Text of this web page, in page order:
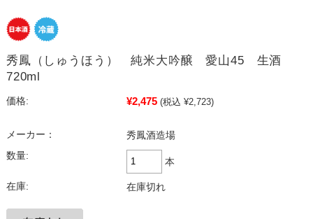
秀鳳（しゅうほう） 純米大吟醸 愛山45 生酒
720ml
価格: ¥2,475 (税込 ¥2,723)
メーカー：
秀鳳酒造場
数量:
本
在庫: 在庫切れ